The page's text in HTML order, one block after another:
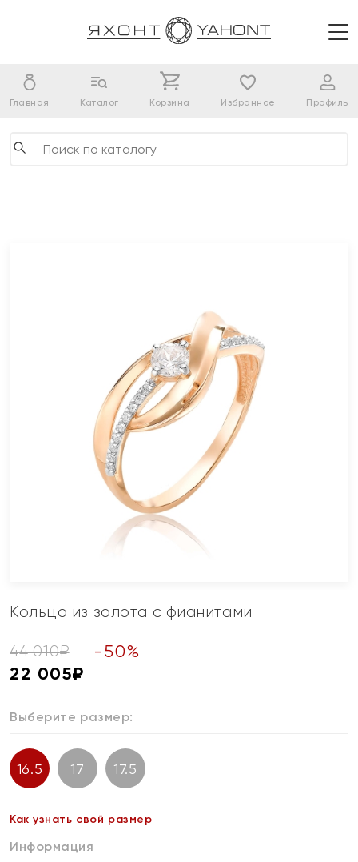
Главная Каталог Корзина Избранное Профиль
Кольцо из золота с фианитами
44 010₽ -50%
22 005₽
Выберите размер:
16.5 17 17.5
Как узнать свой размер
Информация